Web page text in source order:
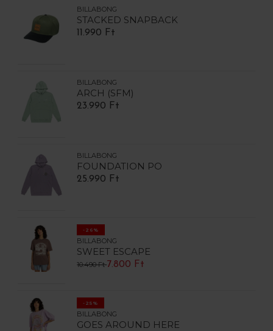
BILLABONG
STACKED SNAPBACK
11.990 Ft
BILLABONG
ARCH (SFM)
23.990 Ft
BILLABONG
FOUNDATION PO
25.990 Ft
-26%
BILLABONG
SWEET ESCAPE
10.490 Ft7.800 Ft
-25%
BILLABONG
GOES AROUND HERE